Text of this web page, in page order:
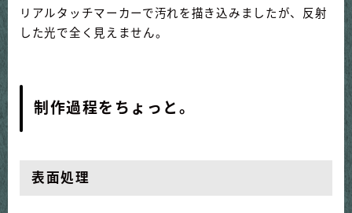
リアルタッチマーカーで汚れを描き込みましたが、反射
した光で全く見えません。
制作過程をちょっと。
表面処理